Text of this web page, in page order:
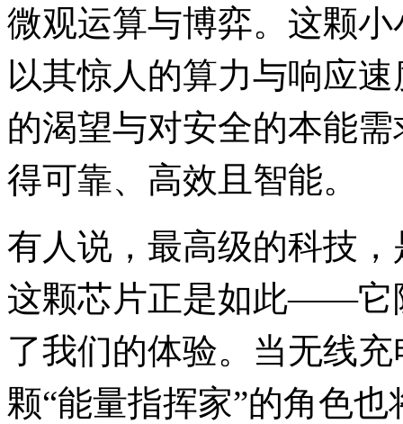
微观运算与博弈。这颗
以其惊人的算力与响应
的渴望与对安全的本能
得可靠、高效且智能。
有人说，最高级的科技
这颗芯片正是如此——它
了我们的体验。当无线
颗“能量指挥家”的角色